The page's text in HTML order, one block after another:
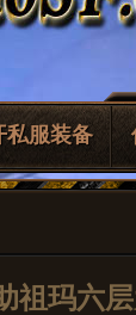
私服装备
祖玛六